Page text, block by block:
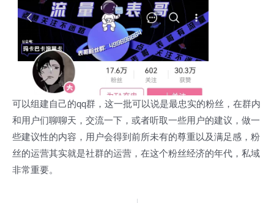
可以组建自己的qq群，这一批可以说是最忠实的粉丝，在群内
和用户们聊聊天，交流一下，或者听取一些用户的建议，做一
些建议性的内容，用户会得到前所未有的尊重以及满足感，粉
丝的运营其实就是社群的运营，在这个粉丝经济的年代，私域
非常重要。